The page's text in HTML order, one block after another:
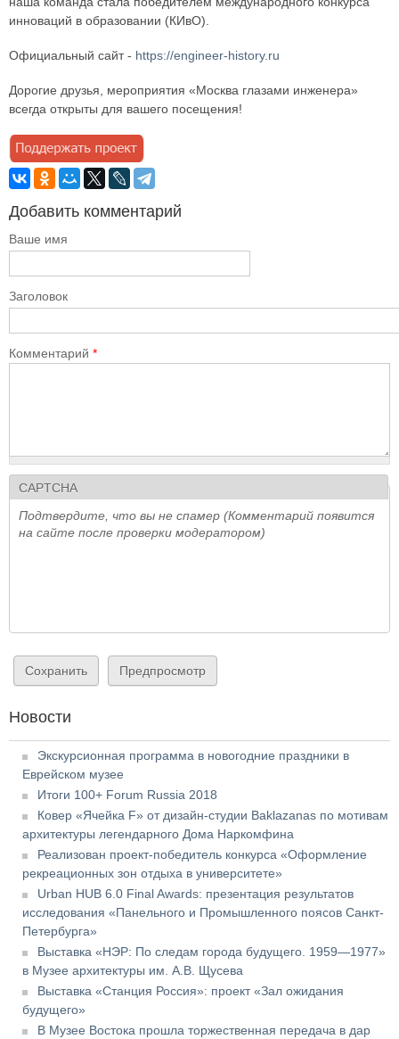
инноваций в образовании (КИвО).
Официальный сайт - https://engineer-history.ru
Дорогие друзья, мероприятия «Москва глазами инженера»
всегда открыты для вашего посещения!
Добавить комментарий
Ваше имя
Заголовок
Комментарий *
CAPTCHA
Подтвердите, что вы не спамер (Комментарий появится
на сайте после проверки модератором)
Новости
Экскурсионная программа в новогодние праздники в
Еврейском музее
Итоги 100+ Forum Russia 2018
Ковер «Ячейка F» от дизайн-студии Baklazanas по мотивам
архитектуры легендарного Дома Наркомфина
Реализован проект-победитель конкурса «Оформление
рекреационных зон отдыха в университете»
Urban HUB 6.0 Final Awards: презентация результатов
исследования «Панельного и Промышленного поясов Санкт-
Петербурга»
Выставка «НЭР: По следам города будущего. 1959—1977»
в Музее архитектуры им. А.В. Щусева
Выставка «Станция Россия»: проект «Зал ожидания
будущего»
В Музее Востока прошла торжественная передача в дар